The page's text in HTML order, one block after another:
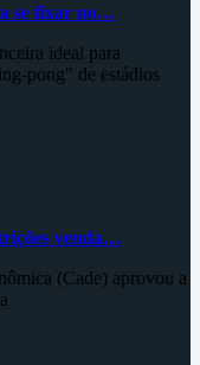
se fixar no…
ideal para
pong" de estádios
venda…
(Cade) aprovou a